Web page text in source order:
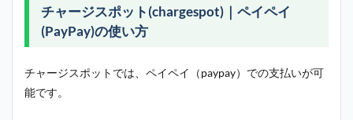
チャージスポット(chargespot)｜ペイペイ
(PayPay)の使い方
チャージスポットでは、ペイペイ（paypay）での支払いが可
能です。